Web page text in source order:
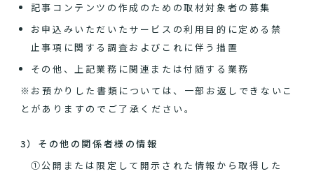
記事コンテンツの作成のための取材対象者の募集
お申込みいただいたサービスの利用目的に定める禁
止事項に関する調査およびこれに伴う措置
その他、上記業務に関連または付随する業務
※お預かりした書類については、一部お返しできないこ
とがありますのでご了承ください。
3）その他の関係者様の情報
①公開または限定して開示された情報から取得した